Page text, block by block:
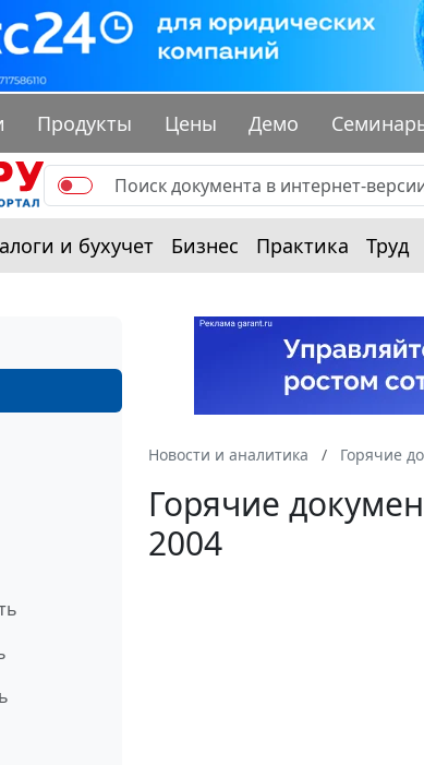
Продукты Цены Демо
и бухучет Бизнес Практика Труд
Новости и аналитика Горячие
Горячие
2004